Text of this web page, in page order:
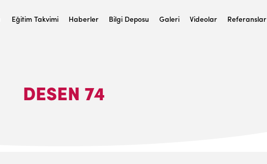
Eğitim Takvimi Haberler Bilgi Deposu Galeri Videolar
Referanslar
DESEN 74